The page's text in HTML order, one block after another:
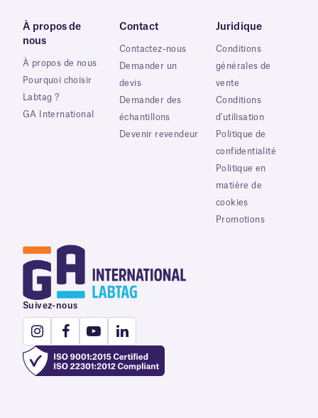
À propos de
nous
À propos de nous
Pourquoi choisir
Labtag ?
GA International
Contact
Contactez-nous
Demander un
devis
Demander des
échantillons
Devenir revendeur
Juridique
Conditions
générales de
vente
Conditions
d'utilisation
Politique de
confidentialité
Politique en
matière de
cookies
Promotions
Suivez-nous